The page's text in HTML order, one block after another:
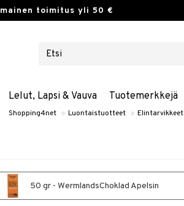
toimitus yli 50 €
Lelut, Lapsi & Vauva Tuotemerkkejä
Shopping4net » Luontaistuotteet » Elintarvikkeet
50 gr - WermlandsChoklad Apelsin